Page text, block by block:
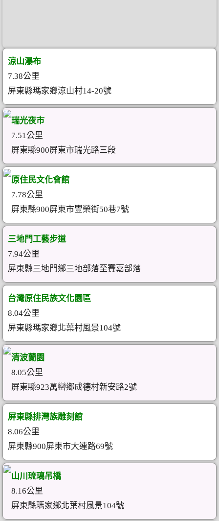
涼山瀑布
7.38公里
屏東縣瑪家鄉涼山村14-20號
瑞光夜市
7.51公里
屏東縣900屏東市瑞光路三段
原住民文化會館
7.78公里
屏東縣900屏東市豐榮街50巷7號
三地門工藝步道
7.94公里
屏東縣三地門鄉三地部落至賽嘉部落
台灣原住民族文化園區
8.04公里
屏東縣瑪家鄉北葉村風景104號
清波蘭園
8.05公里
屏東縣923萬巒鄉成德村新安路2號
屏東縣排灣族雕刻館
8.06公里
屏東縣900屏東市大連路69號
山川琉璃吊橋
8.16公里
屏東縣瑪家鄉北葉村風景104號